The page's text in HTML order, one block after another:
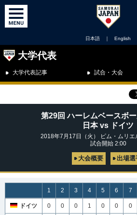
日本語 ｜ English
大学代表
大学代表記事 試合・大会
第29回 ハーレムベースボ
日本 vs ドイツ
2018年7月17日（火） ピム・ムリエ
試合開始 2:00
大会概要 出場選
1 2 3 4 5 6 7
ドイツ 0 0 0 1 0 0 0